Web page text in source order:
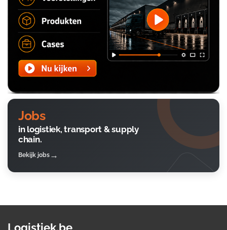
Jobs
in logistiek, transport & supply
chain.
Bekijk jobs